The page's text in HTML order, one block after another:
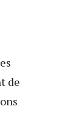
de